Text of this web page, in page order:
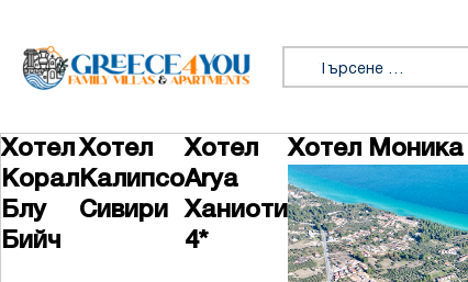
Търсене за:
Хотел
Корал
Блу
Бийч
Хотел
Калипсо
Сивири
Хотел
Arya
Ханиоти
4*
Хотел Моника